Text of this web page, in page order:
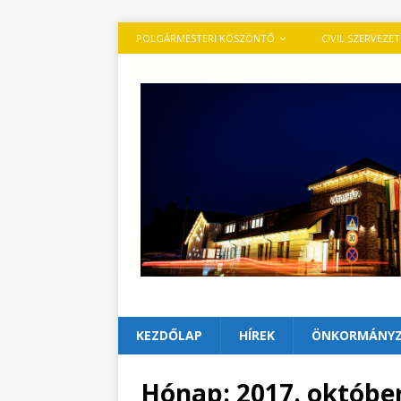
POLGÁRMESTERI KÖSZÖNTŐ CIVIL
KEZDŐLAP HÍREK
Hónap: 2017.